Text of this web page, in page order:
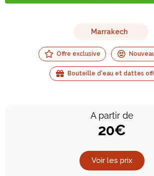
Marrakech
Offre exclusive
Bouteille d'eau et dattes
A partir de
20€
Voir les prix